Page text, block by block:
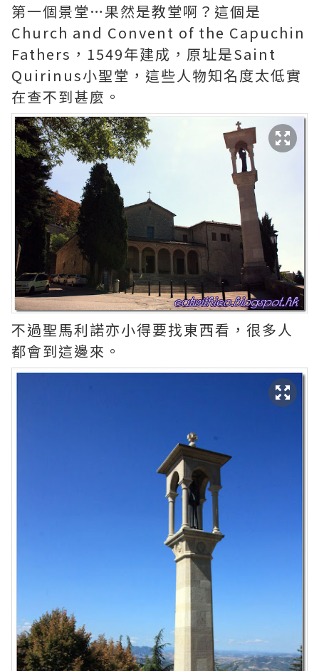
第一個景堂…果然是教堂啊？這個是
Church and Convent of the Capuchin
Fathers，1549年建成，原址是Saint
Quirinus小聖堂，這些人物知名度太低實
在查不到甚麼。
不過聖馬利諾亦小得要找東西看，很多人
都會到這邊來。